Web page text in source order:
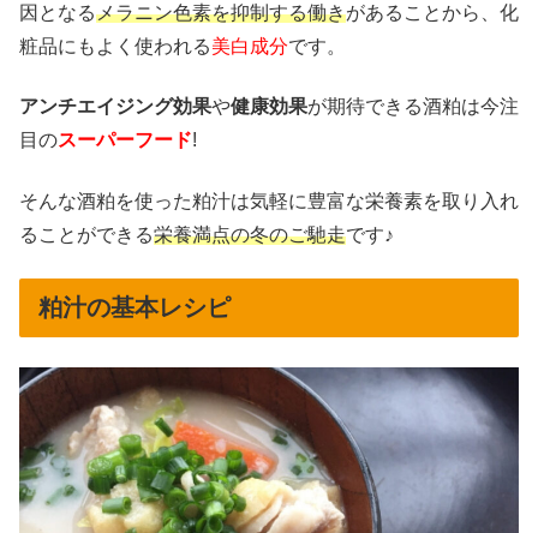
因となるメラニン色素を抑制する働きがあることから、化
粧品にもよく使われる美白成分です。
アンチエイジング効果や健康効果が期待できる酒粕は今注
目のスーパーフード!
そんな酒粕を使った粕汁は気軽に豊富な栄養素を取り入れ
ることができる栄養満点の冬のご馳走です♪
粕汁の基本レシピ